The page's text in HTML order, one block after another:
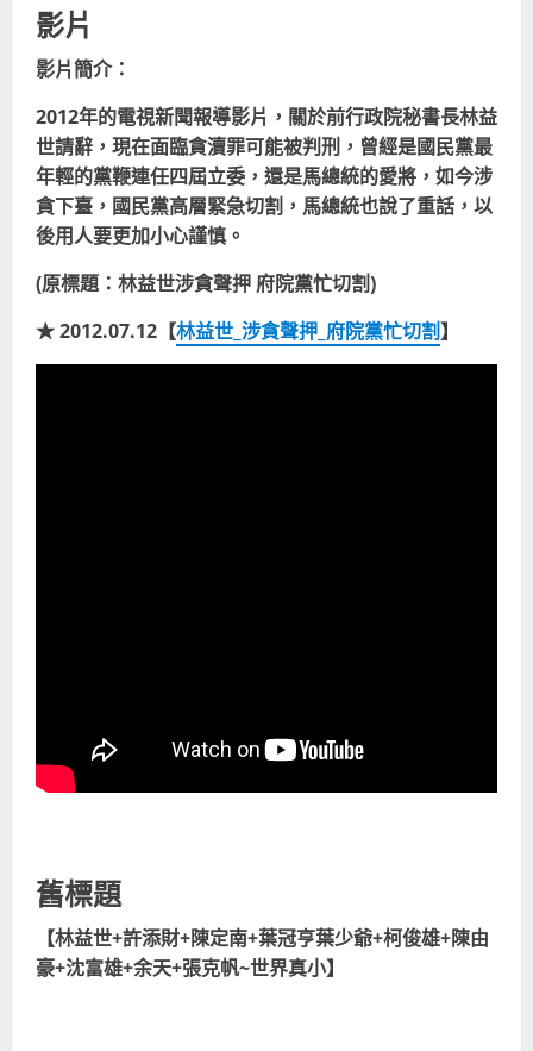
影片
影片簡介：
2012年的電視新聞報導影片，關於前行政院秘書長林益
世請辭，現在面臨貪瀆罪可能被判刑，曾經是國民黨最
年輕的黨鞭連任四屆立委，還是馬總統的愛將，如今涉
貪下臺，國民黨高層緊急切割，馬總統也說了重話，以
後用人要更加小心謹慎。
(原標題：林益世涉貪聲押 府院黨忙切割)
★ 2012.07.12【林益世_涉貪聲押_府院黨忙切割】
舊標題
【林益世+許添財+陳定南+葉冠亨葉少爺+柯俊雄+陳由
豪+沈富雄+余天+張克帆~世界真小】